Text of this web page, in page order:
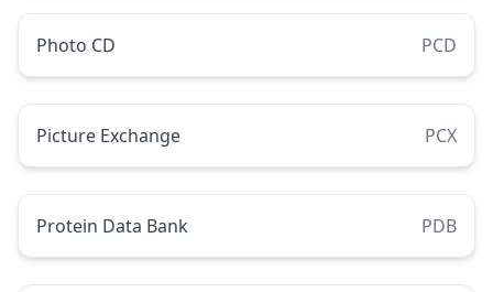
Photo CD PCD
Picture Exchange PCX
Protein Data Bank PDB